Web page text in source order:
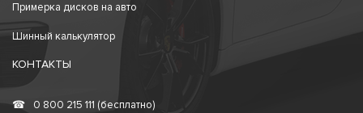
Примерка дисков на авто
Шинный калькулятор
КОНТАКТЫ
☎ 0 800 215 111 (бесплатно)